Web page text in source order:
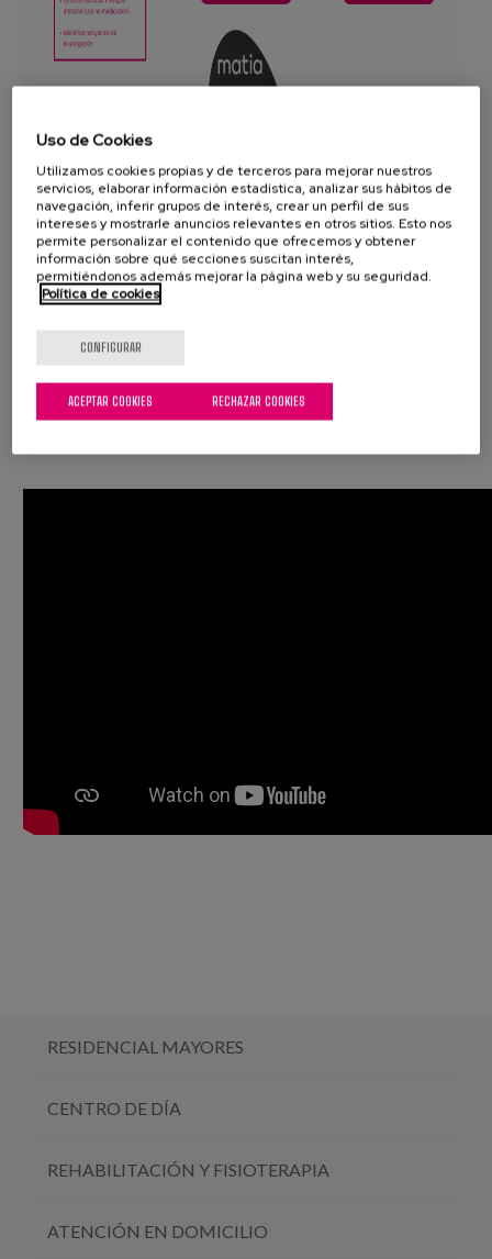
Revisión estructurada de la Medicación
Ver documento
Proceso del Sistema Automatizado de
Dosificación Personalizada de Medicamentos
RESIDENCIAL MAYORES
CENTRO DE DÍA
REHABILITACIÓN Y FISIOTERAPIA
ATENCIÓN EN DOMICILIO
Uso de Cookies
Utilizamos cookies propias y de terceros para mejorar nuestros
servicios, elaborar información estadística, analizar sus hábitos de
navegación, inferir grupos de interés, crear un perfil de sus
intereses y mostrarle anuncios relevantes en otros sitios. Esto nos
permite personalizar el contenido que ofrecemos y obtener
información sobre qué secciones suscitan interés,
permitiéndonos además mejorar la página web y su seguridad.
Política de cookies
CONFIGURAR
RECHAZAR COOKIES
ACEPTAR COOKIES